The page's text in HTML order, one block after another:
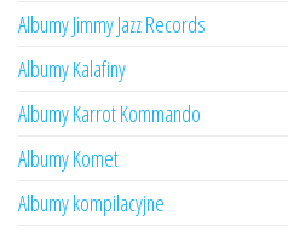
Albumy Jimmy Jazz Records
Albumy Kalafiny
Albumy Karrot Kommando
Albumy Komet
Albumy kompilacyjne